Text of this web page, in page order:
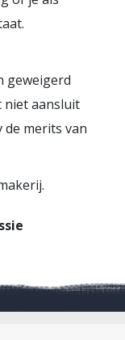
geweigerd
niet aansluit
de merits van